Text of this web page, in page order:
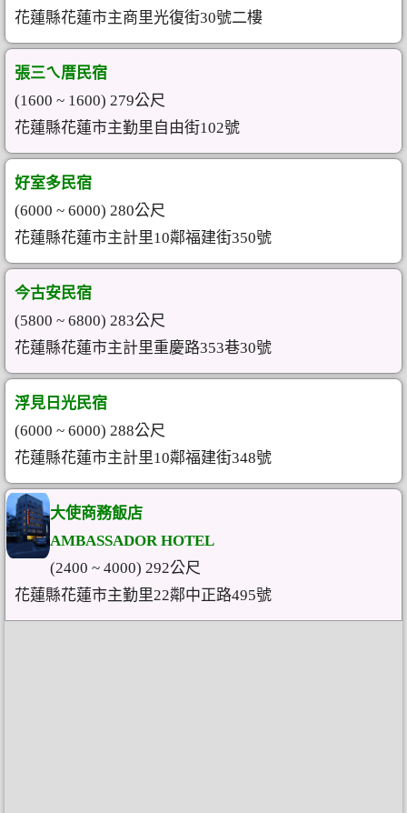
花蓮縣花蓮市主商里光復街30號二樓
張三ㄟ厝民宿
(1600 ~ 1600) 279公尺
花蓮縣花蓮市主勤里自由街102號
好室多民宿
(6000 ~ 6000) 280公尺
花蓮縣花蓮市主計里10鄰福建街350號
今古安民宿
(5800 ~ 6800) 283公尺
花蓮縣花蓮市主計里重慶路353巷30號
浮見日光民宿
(6000 ~ 6000) 288公尺
花蓮縣花蓮市主計里10鄰福建街348號
大使商務飯店
AMBASSADOR HOTEL
(2400 ~ 4000) 292公尺
花蓮縣花蓮市主勤里22鄰中正路495號